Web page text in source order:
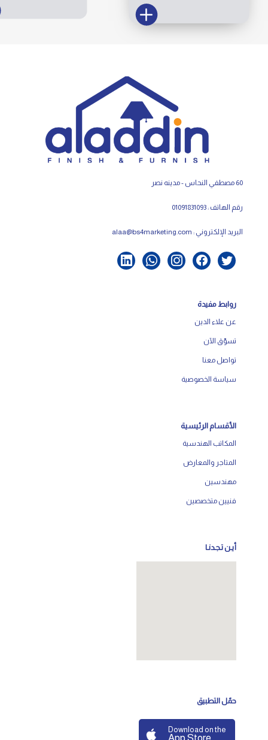
60 مصطفي النحاس - مدينه نصر
رقم الهاتف : 01091831093
البريد الإلكتروني : alaa@bs4marketing.com
روابط مفيدة
عن علاء الدين
تسوّق الآن
تواصل معنا
سياسة الخصوصية
الأقسام الرئيسية
المكاتب الهندسية
المتاجر والمعارض
مهندسين
فنيين متخصصين
أيـن تـجـدنـا
حمّل التطبيق
Download on the